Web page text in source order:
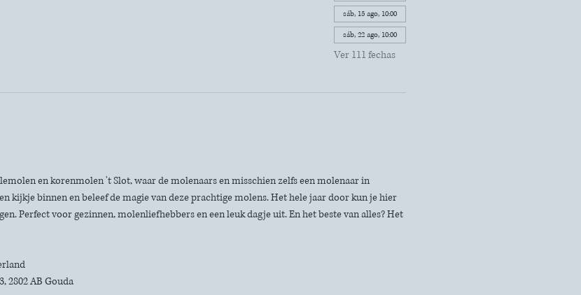
sáb, 15 ago, 10:00
sáb, 22 ago, 10:00
Ver 111 fechas
en korenmolen 't Slot, waar de molenaars en misschien zelfs een molenaar in
kijkje binnen en beleef de magie van deze prachtige molens. Het hele jaar door kun je hier
Perfect voor gezinnen, molenliefhebbers en een leuk dagje uit. En het beste van alles? Het
2802 AB Gouda